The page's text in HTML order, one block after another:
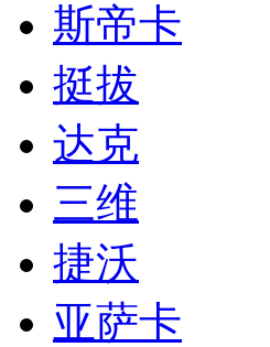
斯帝卡
挺拔
达克
三维
捷沃
亚萨卡